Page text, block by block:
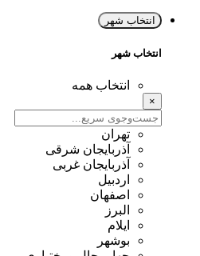
انتخاب شهر
انتخاب شهر
انتخاب همه
×
تهران
آذربایجان شرقی
آذربایجان غربی
اردبیل
اصفهان
البرز
ایلام
بوشهر